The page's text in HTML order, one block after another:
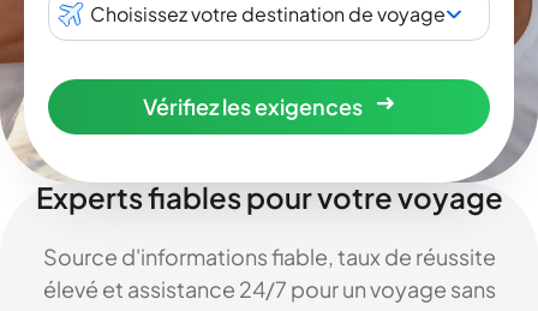
Choisissez votre destination de voyage
Vérifiez les exigences
Experts fiables pour votre voyage
Source d'informations fiable, taux de réussite
élevé et assistance 24/7 pour un voyage sans